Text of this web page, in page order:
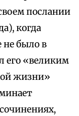
послании
когда
не было в
его «великим
жизни»